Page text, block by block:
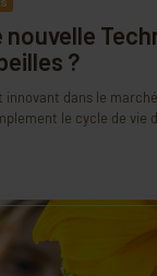
nouvelle
?
innovant dans le
le cycle de vie